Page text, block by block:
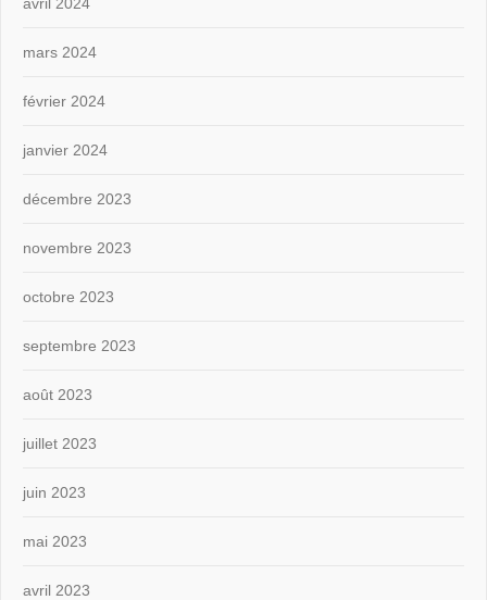
mars 2024
février 2024
janvier 2024
décembre 2023
novembre 2023
octobre 2023
septembre 2023
août 2023
juillet 2023
juin 2023
mai 2023
avril 2023